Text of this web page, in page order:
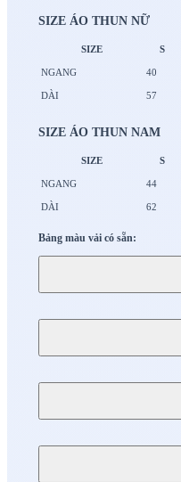
SIZE ÁO THUN NỮ
SIZE S
NGANG 40
DÀI 57
SIZE ÁO THUN NAM
SIZE S
NGANG 44
DÀI 62
Bảng màu vải có sẵn: